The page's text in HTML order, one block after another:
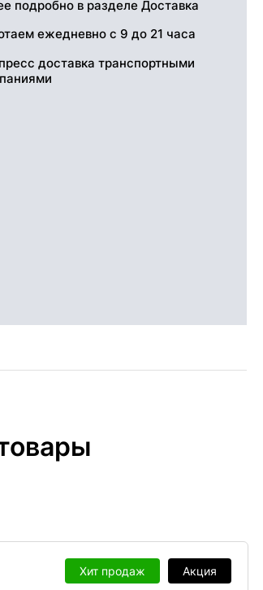
подробно в разделе Доставка
ежедневно с 9 до 21 часа
доставка транспортными
Хит продаж Акция